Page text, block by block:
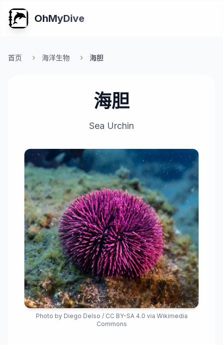
OhMyDive
首页 海洋生物 海胆
海胆
Sea Urchin
Photo by Diego Delso / CC BY-SA 4.0 via Wikimedia
Commons